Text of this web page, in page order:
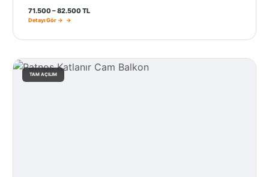
71.500 – 82.500 TL
Detayı Gör →
TAM AÇILIM